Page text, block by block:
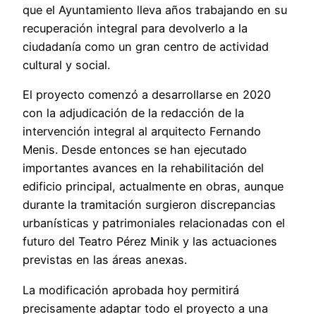
que el Ayuntamiento lleva años trabajando en su
recuperación integral para devolverlo a la
ciudadanía como un gran centro de actividad
cultural y social.
El proyecto comenzó a desarrollarse en 2020
con la adjudicación de la redacción de la
intervención integral al arquitecto Fernando
Menis. Desde entonces se han ejecutado
importantes avances en la rehabilitación del
edificio principal, actualmente en obras, aunque
durante la tramitación surgieron discrepancias
urbanísticas y patrimoniales relacionadas con el
futuro del Teatro Pérez Minik y las actuaciones
previstas en las áreas anexas.
La modificación aprobada hoy permitirá
precisamente adaptar todo el proyecto a una